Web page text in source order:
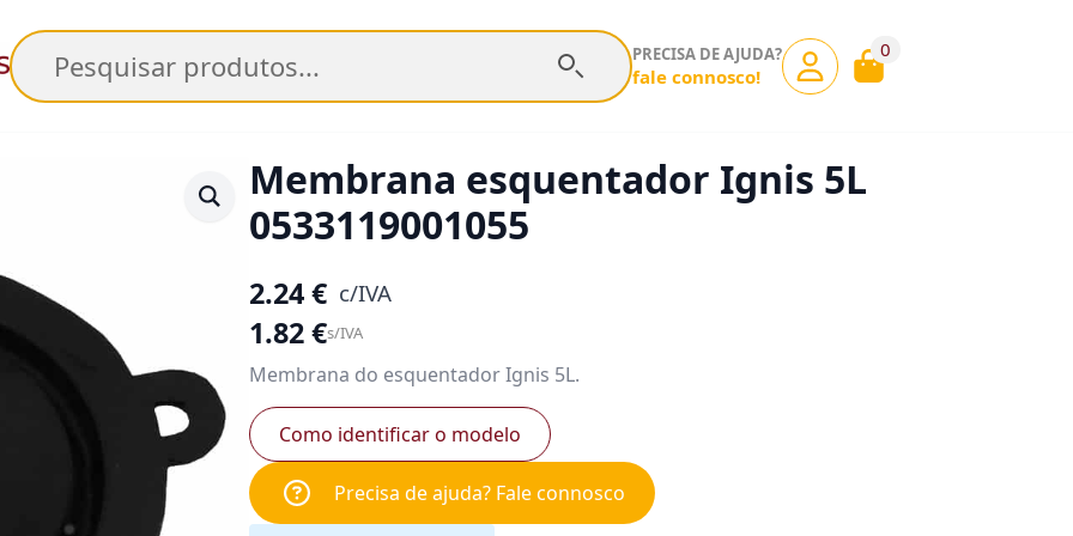
Pesquisar PRECISA DE AJUDA?
fale connosco!
0
Membrana esquentador Ignis 5L
0533119001055
2.24€ c/IVA
1.82€s/IVA
Membrana do esquentador Ignis 5L.
Como identificar o modelo
Precisa de ajuda? Fale connosco